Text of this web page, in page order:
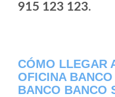
915 123 123.
CÓMO LLEGAR
OFICINA
BANCO BANCO